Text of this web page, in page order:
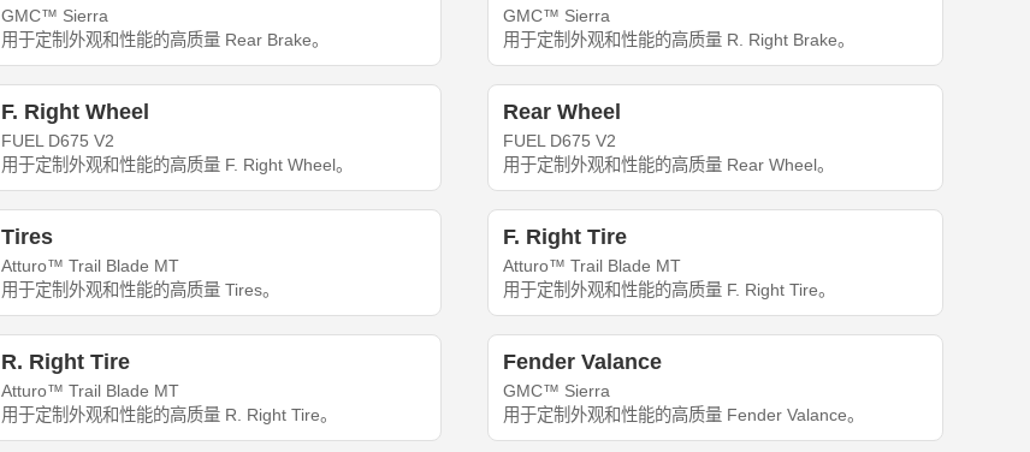
GMC™ Sierra
用于定制外观和性能的高质量 Rear Brake。
GMC™ Sierra
用于定制外观和性能的高质量 R. Right Brake。
F. Right Wheel
FUEL D675 V2
用于定制外观和性能的高质量 F. Right Wheel。
Rear Wheel
FUEL D675 V2
用于定制外观和性能的高质量 Rear Wheel。
Tires
Atturo™ Trail Blade MT
用于定制外观和性能的高质量 Tires。
F. Right Tire
Atturo™ Trail Blade MT
用于定制外观和性能的高质量 F. Right Tire。
R. Right Tire
Atturo™ Trail Blade MT
用于定制外观和性能的高质量 R. Right Tire。
Fender Valance
GMC™ Sierra
用于定制外观和性能的高质量 Fender Valance。